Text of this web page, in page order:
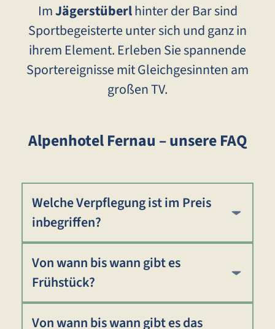
ImJägerstüberlhinter der Bar sind
Sportbegeisterte unter sich und ganz in
ihrem Element. Erleben Sie spannende
Sportereignisse mit Gleichgesinnten am
großen TV.
Alpenhotel Fernau – unsere FAQ
Welche Verpflegung ist im Preis
inbegriffen?
Von wann bis wann gibt es
Frühstück?
Von wann bis wann gibt es das